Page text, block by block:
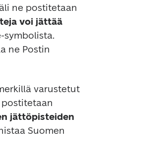
voi jättää
symbolista.
ne Postin
varustetut
jättöpisteiden
Suomen